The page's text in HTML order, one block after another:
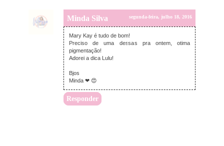
Minda Silva segunda-feira, julho 18, 2016
Mary Kay é tudo de bom!
Preciso de uma dessas pra ontem, otima
pigmentação!
Adorei a dica Lulu!
Bjos
Minda ❤ 😍
Responder